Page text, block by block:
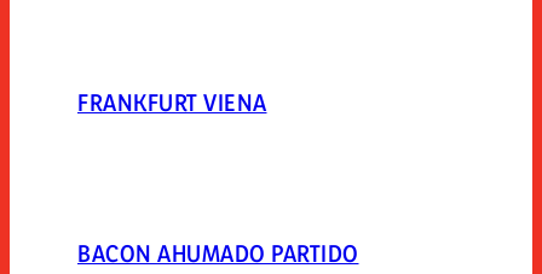
FRANKFURT VIENA
BACON AHUMADO PARTIDO